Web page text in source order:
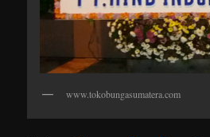
www.tokobungasumatera.com